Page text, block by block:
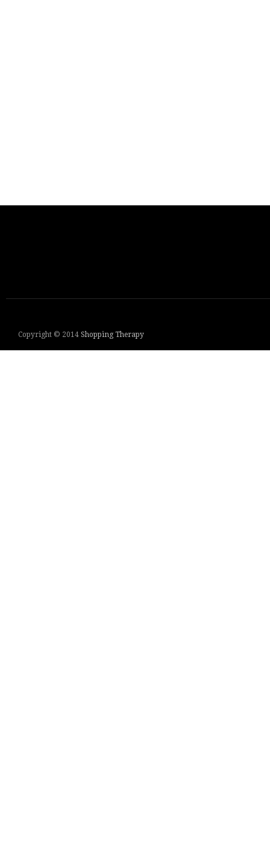
Copyright © 2014 Shopping Therapy